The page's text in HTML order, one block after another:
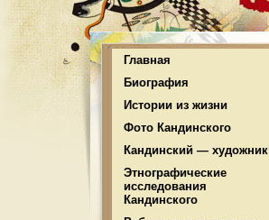
Главная
Биография
Истории из жизни
Фото Кандинского
Кандинский — художник
Этнографические
исследования
Кандинского